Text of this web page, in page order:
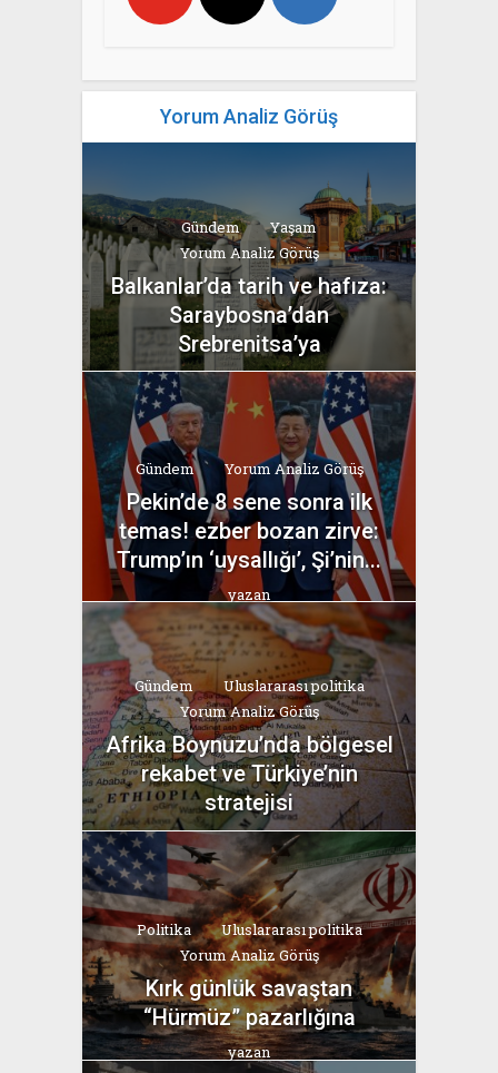
Yorum Analiz Görüş
Gündem
Yaşam
Yorum Analiz Görüş
Balkanlar’da tarih ve hafıza:
Saraybosna’dan
Srebrenitsa’ya
yazan
Bahri Ak
Gündem Yorum Analiz Görüş
Pekin’de 8 sene sonra ilk
temas! ezber bozan zirve:
Trump’ın ‘uysallığı’, Şi’nin...
yazan
Bahri Ak
Gündem
Uluslararası politika
Yorum Analiz Görüş
Afrika Boynuzu’nda bölgesel
rekabet ve Türkiye’nin
stratejisi
yazan
Bahri Ak
Politika
Uluslararası politika
Yorum Analiz Görüş
Kırk günlük savaştan
“Hürmüz” pazarlığına
yazan